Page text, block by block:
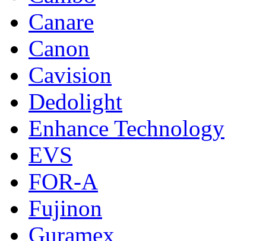
Canare
Canon
Cavision
Dedolight
Enhance Technology
EVS
FOR-A
Fujinon
Guramex